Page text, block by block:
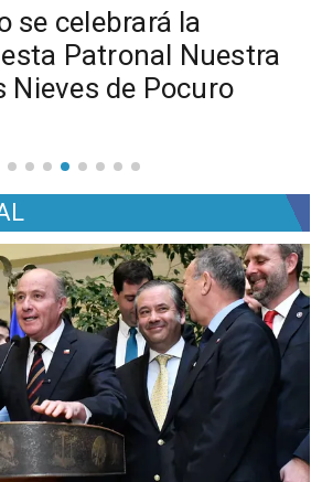
se celebrará la
Patronal Nuestra
Nieves de Pocuro